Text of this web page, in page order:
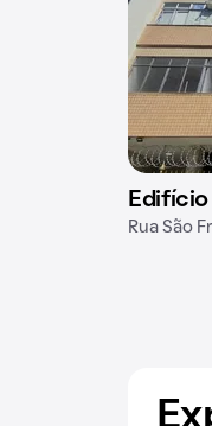
Edifício
Rua São